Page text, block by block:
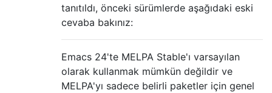
tanıtıldı, önceki sürümlerde aşağıdaki eski
cevaba bakınız:
Emacs 24'te MELPA Stable'ı varsayılan
olarak kullanmak mümkün değildir ve
MELPA'yı sadece belirli paketler için genel